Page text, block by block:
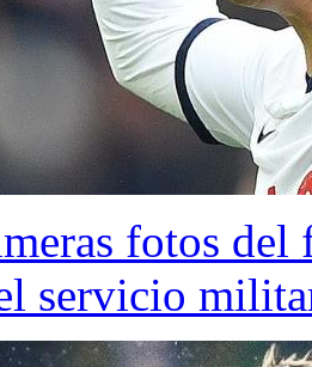
fotos
servicio